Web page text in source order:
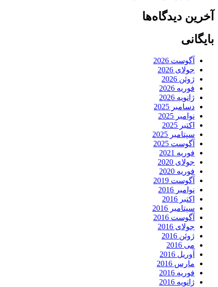
آخرین دیدگاه‌ها
بایگانی
آگوست 2026
جولای 2026
ژوئن 2026
فوریه 2026
ژانویه 2026
دسامبر 2025
نوامبر 2025
اکتبر 2025
سپتامبر 2025
آگوست 2025
فوریه 2021
جولای 2020
فوریه 2020
آگوست 2019
نوامبر 2016
اکتبر 2016
سپتامبر 2016
آگوست 2016
جولای 2016
ژوئن 2016
می 2016
آوریل 2016
مارس 2016
فوریه 2016
ژانویه 2016